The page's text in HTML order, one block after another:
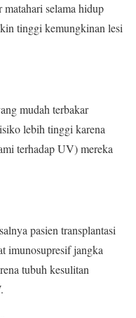
matahari selama hidup
tinggi kemungkinan lesi
mudah terbakar
lebih tinggi karena
terhadap UV) mereka
pasien transplantasi
imunosupresif jangka
tubuh kesulitan